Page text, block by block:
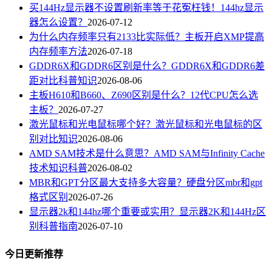
买144Hz显示器不设置刷新率等于花冤枉钱！144hz显示
器怎么设置？ 2026-07-12
为什么内存频率只有2133比实际低？主板开启XMP提高
内存频率方法2026-07-18
GDDR6X和GDDR6区别是什么？GDDR6X和GDDR6差
距对比科普知识2026-08-06
主板H610和B660、Z690区别是什么？12代CPU怎么选
主板？ 2026-07-27
激光鼠标和光电鼠标哪个好？激光鼠标和光电鼠标的区
别对比知识2026-08-06
AMD SAM技术是什么意思？AMD SAM与Infinity Cache
技术知识科普2026-08-02
MBR和GPT分区最大支持多大容量？硬盘分区mbr和gpt
格式区别 2026-07-26
显示器2k和144hz哪个重要或实用？显示器2K和144Hz区
别科普指南2026-07-10
今日更新推荐